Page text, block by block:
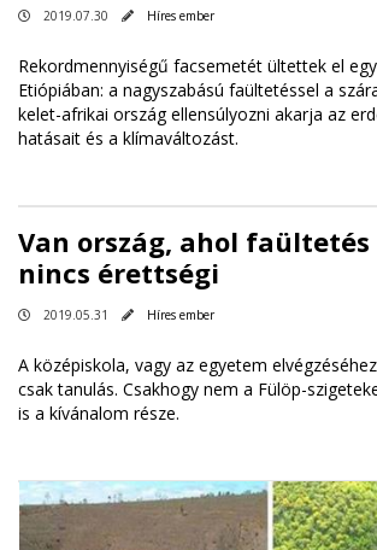
2019.07.30 Híres ember
Rekordmennyiségű facsemetét ültettek el
Etiópiában: a nagyszabású faültetéssel a
kelet-afrikai ország ellensúlyozni akarja az
hatásait és a klímaváltozást.
Van ország, ahol
nincs érettségi
2019.05.31 Híres ember
A középiskola, vagy az egyetem
csak tanulás. Csakhogy nem a Fülöp-
is a kívánalom része.